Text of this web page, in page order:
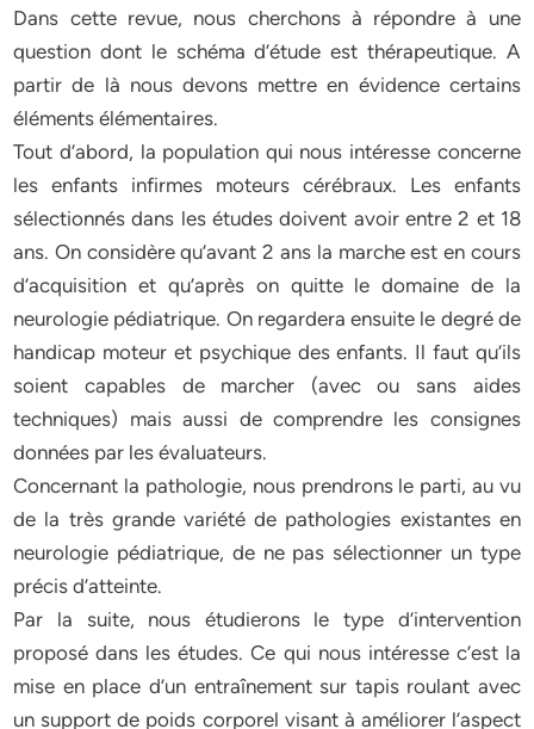
Dans cette revue, nous cherchons à répondre à une
question dont le schéma d’étude est thérapeutique. A
partir de là nous devons mettre en évidence certains
éléments élémentaires.
Tout d’abord, la population qui nous intéresse concerne
les enfants infirmes moteurs cérébraux. Les enfants
sélectionnés dans les études doivent avoir entre 2 et 18
ans. On considère qu’avant 2 ans la marche est en cours
d’acquisition et qu’après on quitte le domaine de la
neurologie pédiatrique. On regardera ensuite le degré de
handicap moteur et psychique des enfants. Il faut qu’ils
soient capables de marcher (avec ou sans aides
techniques) mais aussi de comprendre les consignes
données par les évaluateurs.
Concernant la pathologie, nous prendrons le parti, au vu
de la très grande variété de pathologies existantes en
neurologie pédiatrique, de ne pas sélectionner un type
précis d’atteinte.
Par la suite, nous étudierons le type d’intervention
proposé dans les études. Ce qui nous intéresse c’est la
mise en place d’un entraînement sur tapis roulant avec
un support de poids corporel visant à améliorer l’aspect